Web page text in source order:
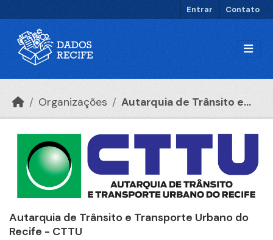
Entrar Contato
Organizações Autarquia de Trânsito e...
Autarquia de Trânsito e Transporte Urbano do
Recife - CTTU